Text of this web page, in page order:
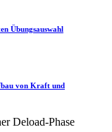
Übungsauswahl
von Kraft und